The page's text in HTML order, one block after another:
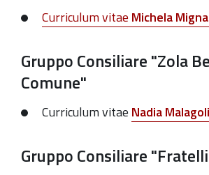
Curriculum vitae Michela
Gruppo Consiliare "Zola
Comune"
Curriculum vitae Nadia
Gruppo Consiliare "